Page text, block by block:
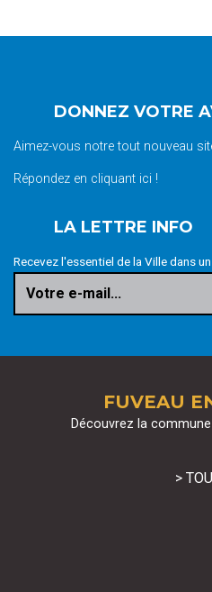
DONNEZ VOTRE
Aimez-vous notre tout nouveau
Répondez en cliquant ici !
LA LETTRE INFO
Recevez l'essentiel de la Ville dans
Votre e-mail...
FUVEAU
Découvrez la
>